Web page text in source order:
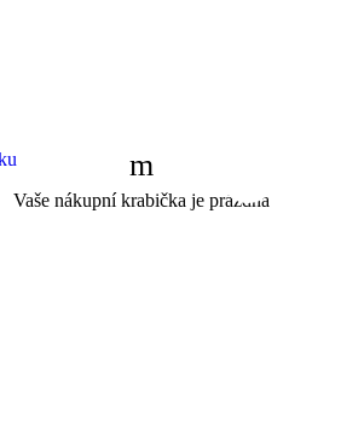
Vaše nákupní krabička je prázdná